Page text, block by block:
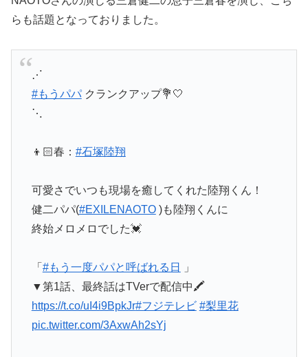
らも話題となっておりました。
⋰
#もうパパクランクアップ💐🤍
⋱
👦🏻春： #石塚陸翔
可愛さでいつも現場を癒してくれた陸翔くん！
健二パパ(#EXILENAOTO)も陸翔くんに
終始メロメロでした💓
「 #もう一度パパと呼ばれる日
」
▼第1話、最終話はTVerで配信中🖍
https://t.co/uI4i9BpkJr#フジテレビ #梨里花
pic.twitter.com/3AxwAh2sYj